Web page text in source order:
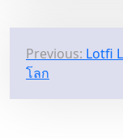
Previous: Lotfi
โลก